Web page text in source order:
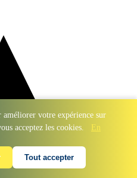
votre expérience sur
acceptez les cookies.
En
Tout accepter